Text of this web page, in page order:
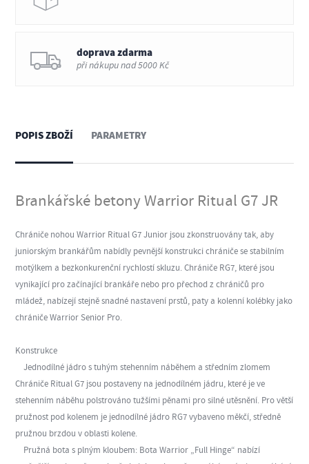
doprava zdarma
při nákupu nad 5000 Kč
POPIS ZBOŽÍ
Brankářské betony Warrior Ritual G7 JR
Chrániče nohou Warrior Ritual G7 Junior jsou zkonstruovány tak, aby
juniorským brankářům nabídly pevnější konstrukci chrániče se stabilním
motýlkem a bezkonkurenční rychlostí skluzu. Chrániče RG7, které jsou
vynikající pro začínající brankáře nebo pro přechod z chráničů pro
mládež, nabízejí stejně snadné nastavení prstů, paty a kolenní kolébky jako
chrániče Warrior Senior Pro.
Konstrukce
Jednodílné jádro s tuhým stehenním náběhem a středním zlomem
Chrániče Ritual G7 jsou postaveny na jednodílném jádru, které je ve
stehenním náběhu polstrováno tužšími pěnami pro silné utěsnění. Pro větší
pružnost pod kolenem je jednodílné jádro RG7 vybaveno měkčí, středně
pružnou brzdou v oblasti kolene.
Pružná bota s plným kloubem: Bota Warrior „Full Hinge“ nabízí
PARAMETRY